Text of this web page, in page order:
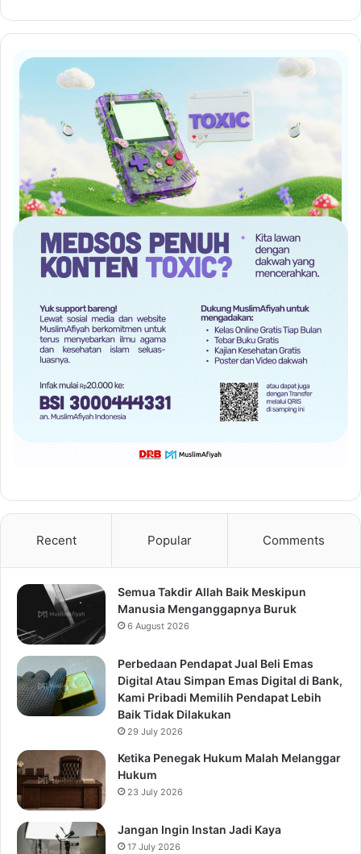
Recent Popular Comments
Semua Takdir Allah Baik Meskipun
Manusia Menganggapnya Buruk
6 August 2026
Perbedaan Pendapat Jual Beli Emas
Digital Atau Simpan Emas Digital di Bank,
Kami Pribadi Memilih Pendapat Lebih
Baik Tidak Dilakukan
29 July 2026
Ketika Penegak Hukum Malah Melanggar
Hukum
23 July 2026
Jangan Ingin Instan Jadi Kaya
17 July 2026